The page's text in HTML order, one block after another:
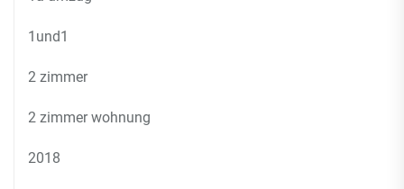
1und1
2 zimmer
2 zimmer wohnung
2018